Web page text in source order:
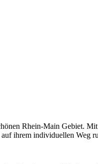
Rhein-Main Gebiet.
ihrem individuellen Weg